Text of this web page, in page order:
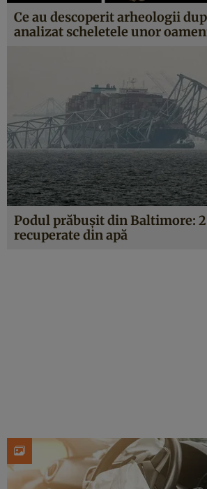
Ce au descoperit arheologii
analizat scheletele unor
Podul prăbușit din Baltimore:
recuperate din apă